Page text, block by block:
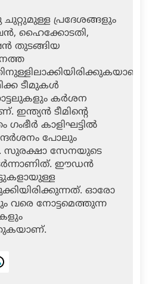
പ്രദേശങ്ങളും
ഹൈക്കോടതി,
തുടങ്ങിയ
ടീമുകള്‍
കര്‍ശന
ഇന്ത്യന്‍ ടീമിന്റെ
കാളിഘട്ടില്‍
പോലും
സുരക്ഷാ സേനയുടെ
ഈഡന്‍
ഓരോ
വരെ നോട്ടമെത്തുന്ന